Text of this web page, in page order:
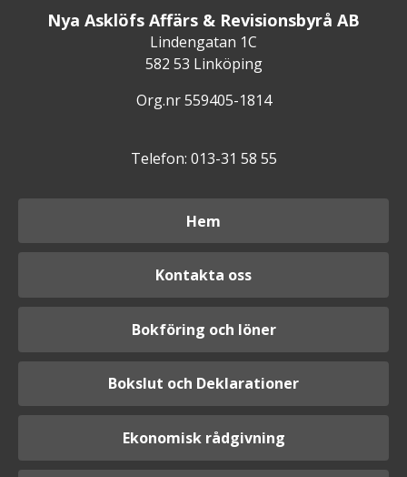
Nya Asklöfs Affärs & Revisionsbyrå AB
Lindengatan 1C
582 53 Linköping
Org.nr 559405-1814
Telefon: 013-31 58 55
Hem
Kontakta oss
Bokföring och löner
Bokslut och Deklarationer
Ekonomisk rådgivning